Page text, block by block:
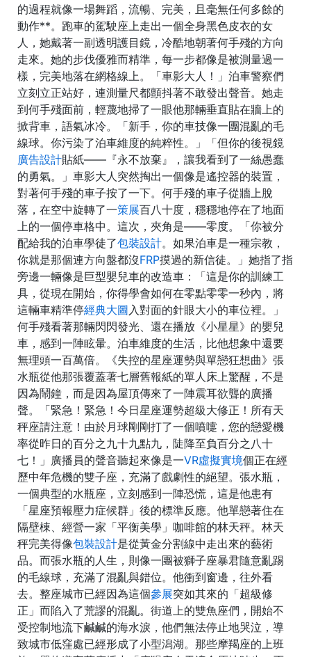
的過程就像一場舞蹈，流暢、完美，且毫無任何多餘的
動作**。跑車的駕駛座上走出一個全身黑色皮衣的女
人，她戴著一副透明護目鏡，冷酷地朝著何手殘的方向
走來。她的步伐優雅而精準，每一步都像是被測量過一
樣，完美地落在網格線上。「車影大人！」泊車警察們
立刻立正站好，連測量尺都顫抖著不敢發出聲音。她走
到何手殘面前，輕蔑地掃了一眼他那輛垂直貼在牆上的
掀背車，語氣冰冷。「新手，你的車技像一團混亂的毛
線球。你污染了泊車維度的純粹性。」「但你的後視鏡
廣告設計貼紙——『永不放棄』，讓我看到了一絲愚蠢
的勇氣。」車影大人突然掏出一個像是遙控器的裝置，
對著何手殘的車子按了一下。何手殘的車子從牆上脫
落，在空中旋轉了一策展百八十度，穩穩地停在了地面
上的一個停車格中。這次，夾角是——零度。「你被分
配給我的泊車學徒了包裝設計。如果泊車是一種宗教，
你就是那個連方向盤都沒FRP摸過的新信徒。」她指了指
旁邊一輛像是巨型嬰兒車的改造車：「這是你的訓練工
具，從現在開始，你得學會如何在零點零零一秒內，將
這輛車精準停經典大圖入對面的針眼大小的車位裡。」
何手殘看著那輛閃閃發光、還在播放《小星星》的嬰兒
車，感到一陣眩暈。泊車維度的生活，比他想象中還要
無理頭一百萬倍。《失控的星座運勢與單戀狂想曲》張
水瓶從他那張覆蓋著七層舊報紙的單人床上驚醒，不是
因為鬧鐘，而是因為屋頂傳來了一陣震耳欲聾的廣播
聲。「緊急！緊急！今日星座運勢超級大修正！所有天
秤座請注意！由於月球剛剛打了一個噴嚏，您的戀愛機
率從昨日的百分之九十九點九，陡降至負百分之八十
七！」廣播員的聲音聽起來像是一VR虛擬實境個正在經
歷中年危機的雙子座，充滿了戲劇性的絕望。張水瓶，
一個典型的水瓶座，立刻感到一陣恐慌，這是他患有
「星座預報壓力症候群」後的標準反應。他單戀著住在
隔壁棟、經營一家「平衡美學」咖啡館的林天秤。林天
秤完美得像包裝設計是從黃金分割線中走出來的藝術
品。而張水瓶的人生，則像一團被獅子座暴君隨意亂踢
的毛線球，充滿了混亂與錯位。他衝到窗邊，往外看
去。整座城市已經因為這個參展突如其來的「超級修
正」而陷入了荒謬的混亂。街道上的雙魚座們，開始不
受控制地流下鹹鹹的海水淚，他們無法停止地哭泣，導
致城市低窪處已經形成了小型潟湖。那些摩羯座的上班